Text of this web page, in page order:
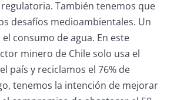
También tenemos que
desafíos medioambientales. Un
el consumo de agua. En este
minero de Chile solo usa el
país y reciclamos el 76% de
tenemos la intención de mejorar